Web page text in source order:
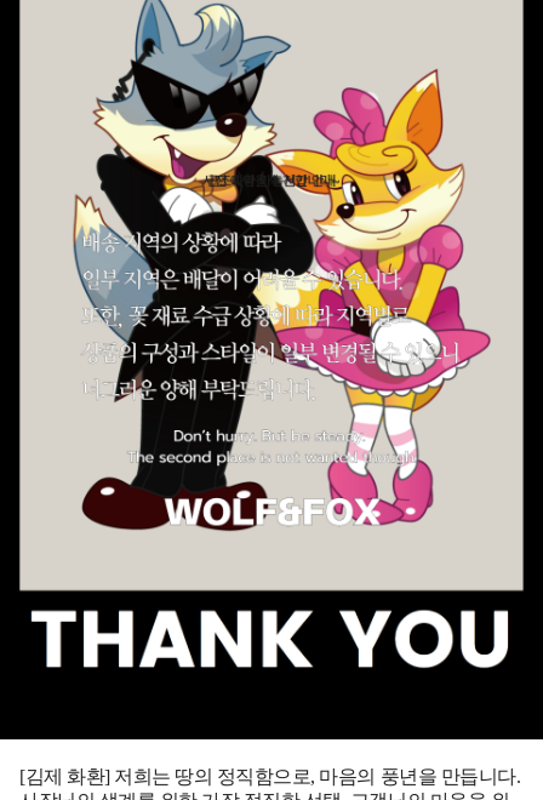
[김제 화환] 저희는 땅의 정직함으로, 마음의 풍년을 만듭니다.